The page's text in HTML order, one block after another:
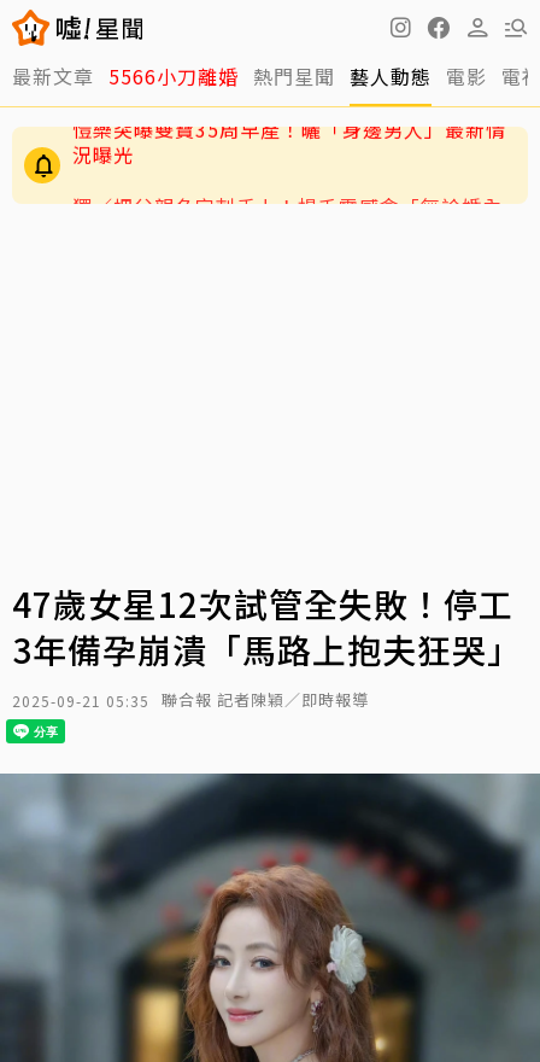
最新文章 5566小刀離婚 熱門星聞 藝人動態 電影 電
獨／把父親名字刺手上！楊千霈感念「無論婚內
47歲女星12次試管全失敗！停工
3年備孕崩潰「馬路上抱夫狂哭」
2025-09-21 05:35 聯合報 記者陳穎／即時報導